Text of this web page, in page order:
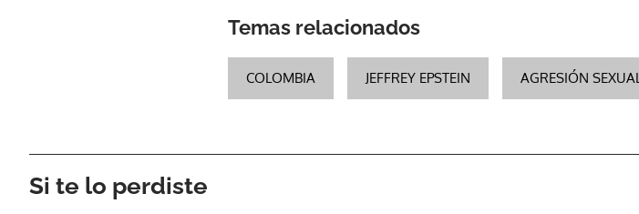
Temas relacionados
COLOMBIA JEFFREY EPSTEIN AGRESIÓN SEXUAL
Si te lo perdiste